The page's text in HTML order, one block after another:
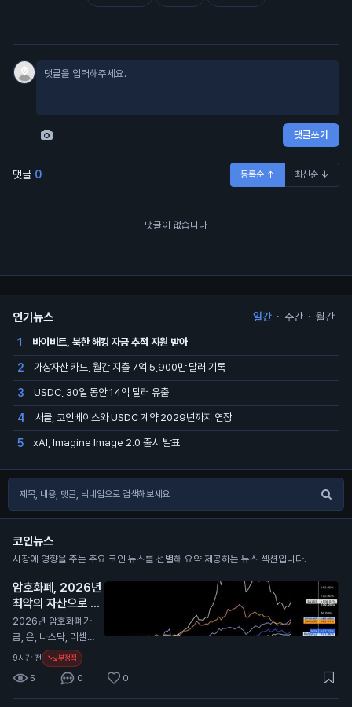
댓글쓰기
댓글 0 등록순 ↑ 최신순 ↓
댓글이 없습니다
인기뉴스 일간 · 주간 · 월간
1 바이비트, 북한 해킹 자금 추적 지원 받아
2 가상자산 카드, 월간 지출 7억 5,900만 달러 기록
3 USDC, 30일 동안 14억 달러 유출
4 서클, 코인베이스와 USDC 계약 2029년까지 연장
5 xAI, Imagine Image 2.0 출시 발표
코인뉴스
시장에 영향을 주는 주요 코인 뉴스를 선별해 요약 제공하는 뉴스 섹션입니다.
암호화폐, 2026년
최악의 자산으로 평
가
N
2026년 암호화폐가
금, 은, 나스닥, 러셀 2
000과 비교해 최악
의 성과를 보였습니
다. 이 보고서는 암호
화폐가 다른 자산에
9시간 전 부정적
5 0 0